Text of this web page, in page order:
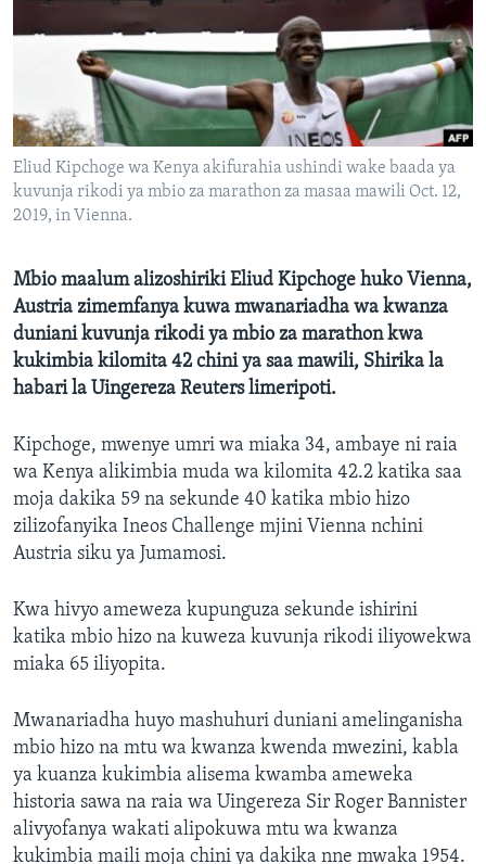
Eliud Kipchoge wa Kenya akifurahia ushindi wake baada ya
kuvunja rikodi ya mbio za marathon za masaa mawili Oct. 12,
2019, in Vienna.
Mbio maalum alizoshiriki Eliud Kipchoge huko Vienna,
Austria zimemfanya kuwa mwanariadha wa kwanza
duniani kuvunja rikodi ya mbio za marathon kwa
kukimbia kilomita 42 chini ya saa mawili, Shirika la
habari la Uingereza Reuters limeripoti.
Kipchoge, mwenye umri wa miaka 34, ambaye ni raia
wa Kenya alikimbia muda wa kilomita 42.2 katika saa
moja dakika 59 na sekunde 40 katika mbio hizo
zilizofanyika Ineos Challenge mjini Vienna nchini
Austria siku ya Jumamosi.
Kwa hivyo ameweza kupunguza sekunde ishirini
katika mbio hizo na kuweza kuvunja rikodi iliyowekwa
miaka 65 iliyopita.
Mwanariadha huyo mashuhuri duniani amelinganisha
mbio hizo na mtu wa kwanza kwenda mwezini, kabla
ya kuanza kukimbia alisema kwamba ameweka
historia sawa na raia wa Uingereza Sir Roger Bannister
alivyofanya wakati alipokuwa mtu wa kwanza
kukimbia maili moja chini ya dakika nne mwaka 1954.